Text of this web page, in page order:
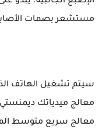
مستشعر بصمات
سيتم تشغيل الهاتف